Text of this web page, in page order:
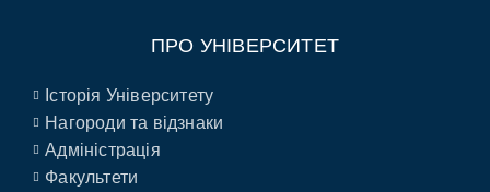
ПРО УНІВЕРСИТЕТ
Історія Університету
Нагороди та відзнаки
Адміністрація
Факультети